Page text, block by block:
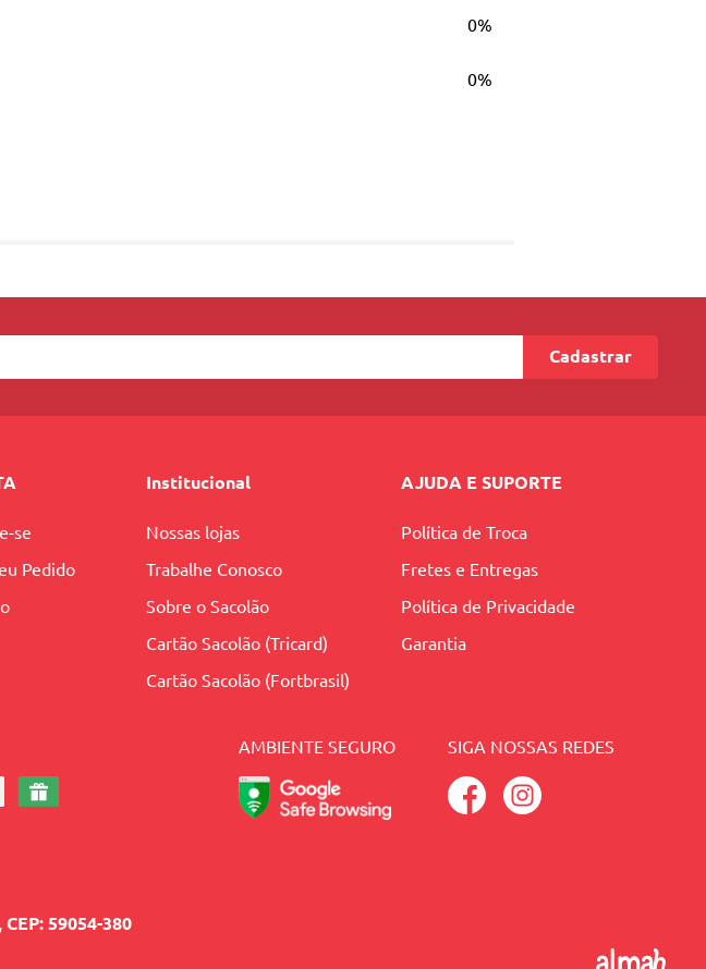
0%
0%
Cadastrar
se
Pedido
Institucional
Nossas lojas
Trabalhe Conosco
Sobre o Sacolão
Cartão Sacolão (Tricard)
Cartão Sacolão (Fortbrasil)
AJUDA E SUPORTE
Política de Troca
Fretes e Entregas
Política de Privacidade
Garantia
AMBIENTE SEGURO SIGA NOSSAS REDES
59054-380